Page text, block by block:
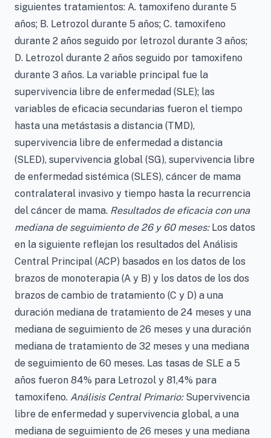
siguientes tratamientos: A. tamoxifeno durante 5
años; B. Letrozol durante 5 años; C. tamoxifeno
durante 2 años seguido por letrozol durante 3 años;
D. Letrozol durante 2 años seguido por tamoxifeno
durante 3 años. La variable principal fue la
supervivencia libre de enfermedad (SLE); las
variables de eficacia secundarias fueron el tiempo
hasta una metástasis a distancia (TMD),
supervivencia libre de enfermedad a distancia
(SLED), supervivencia global (SG), supervivencia libre
de enfermedad sistémica (SLES), cáncer de mama
contralateral invasivo y tiempo hasta la recurrencia
del cáncer de mama. Resultados de eficacia con una
mediana de seguimiento de 26 y 60 meses:Los datos
en la siguiente reflejan los resultados del Análisis
Central Principal (ACP) basados en los datos de los
brazos de monoterapia (A y B) y los datos de los dos
brazos de cambio de tratamiento (C y D) a una
duración mediana de tratamiento de 24 meses y una
mediana de seguimiento de 26 meses y una duración
mediana de tratamiento de 32 meses y una mediana
de seguimiento de 60 meses. Las tasas de SLE a 5
años fueron 84% para Letrozol y 81,4% para
tamoxifeno. Análisis Central Primario: Supervivencia
libre de enfermedad y supervivencia global, a una
mediana de seguimiento de 26 meses y una mediana